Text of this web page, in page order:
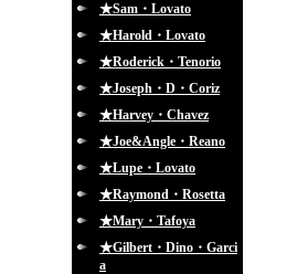
★Sam・Lovato
★Harold・Lovato
★Roderick・Tenorio
★Joseph・D・Coriz
★Harvey・Chavez
★Joe&Angle・Reano
★Lupe・Lovato
★Raymond・Rosetta
★Mary・Tafoya
★Gilbert・Dino・Garci
a